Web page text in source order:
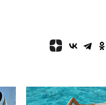
Зеленский 8
августа посетит Сербию с
внесен законопроект об
отмене ЕГЭ